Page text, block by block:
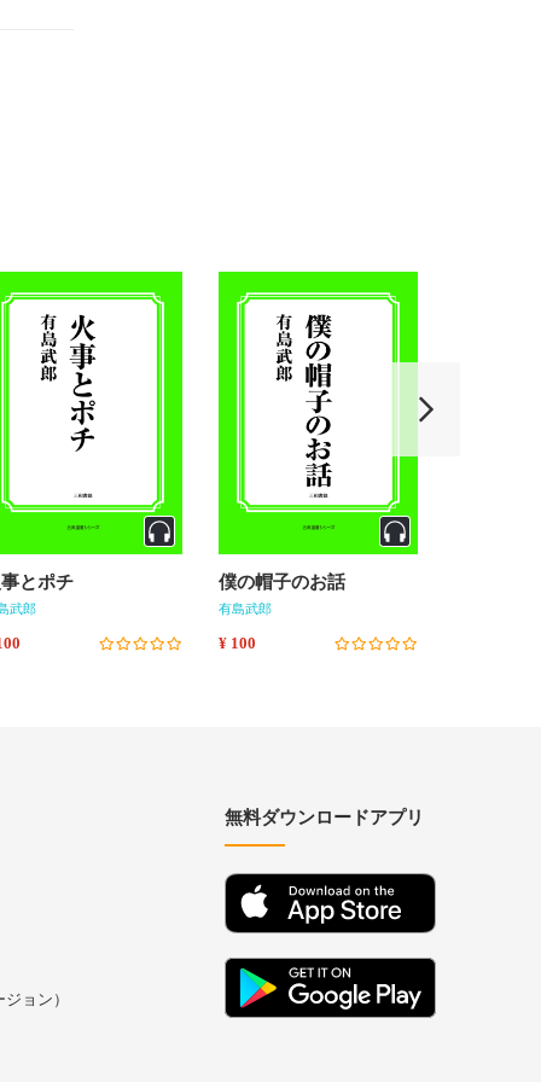
とポチ
武郎
僕の帽子のお話
有島武郎
¥ 100
ョン）
無料ダウンロードアプリ